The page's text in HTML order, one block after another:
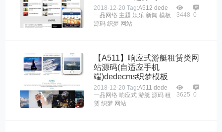
2018-12-20 Tag:A512 dede
一品网络 主题 娱乐 新闻 模板
源码 织梦 网站
3448 0
【A511】响应式游艇租赁类网
站源码(自适应手机
端)dedecms织梦模板
2018-12-20 Tag:A511 dede
一品网络 响应式 游艇 源码 租
赁 织梦 网站
3625 0